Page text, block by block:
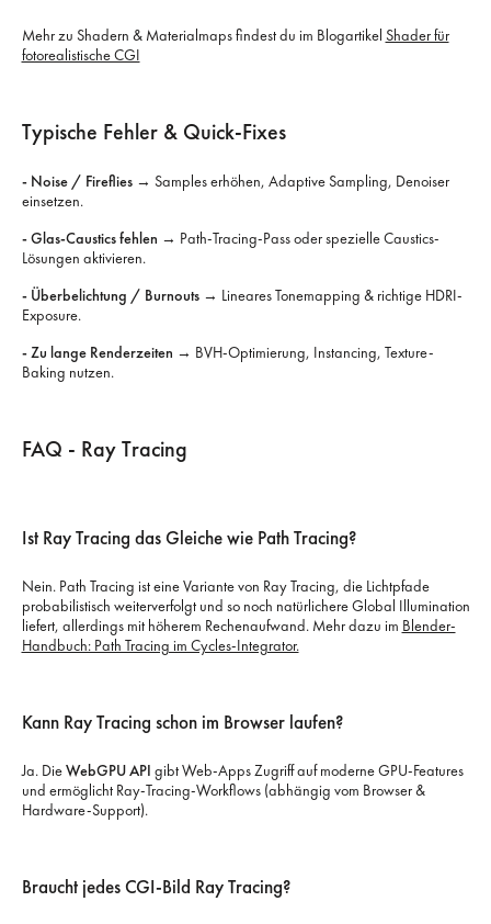
Mehr zu Shadern & Materialmaps findest du im Blogartikel Shader für
fotorealistische CGI
Typische Fehler & Quick-Fixes
- Noise / Fireflies→ Samples erhöhen, Adaptive Sampling, Denoiser
einsetzen.
- Glas-Caustics fehlen → Path-Tracing-Pass oder spezielle Caustics-
Lösungen aktivieren.
- Überbelichtung / Burnouts→ Lineares Tonemapping & richtige HDRI-
Exposure.
- Zu lange Renderzeiten → BVH-Optimierung, Instancing, Texture-
Baking nutzen.
FAQ - Ray Tracing
Ist Ray Tracing das Gleiche wie Path Tracing?
Nein. Path Tracing ist eine Variante von Ray Tracing, die Lichtpfade
probabilistisch weiterverfolgt und so noch natürlichere Global Illumination
liefert, allerdings mit höherem Rechenaufwand. Mehr dazu im Blender-
Handbuch: Path Tracing im Cycles-Integrator.
Kann Ray Tracing schon im Browser laufen?
Ja. DieWebGPU API gibt Web-Apps Zugriff auf moderne GPU-Features
und ermöglicht Ray-Tracing-Workflows (abhängig vom Browser &
Hardware-Support).
Braucht jedes CGI-Bild Ray Tracing?